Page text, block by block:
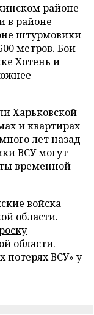
районе
в районе
штурмовики
метров. Бои
Хотень и
Харьковской
и квартирах
лет назад
ВСУ могут
временной
войска
области.
области.
потерях ВСУ» у